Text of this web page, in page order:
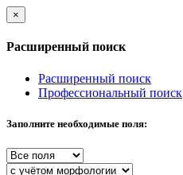
×
Расширенный поиск
Расширенный поиск
Профессиональный поиск
Заполните необходимые поля: